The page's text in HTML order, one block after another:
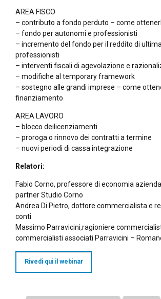
AREA FISCO
– contributo a fondo perduto – come
– fondo per autonomi e professionisti
– incremento del fondo per il reddito di
professionisti
– interventi fiscali di agevolazione e
– modifiche al temporary framework
– sostegno alle grandi imprese – come
finanziamento
AREA LAVORO
– blocco deilicenziamenti
– proroga o rinnovo dei contratti a termine
– nuovi periodi di cassa integrazione
Relatori:
Fabio Corno, professore di economia
partner Studio Corno
Andrea Di Pietro, dottore commercialista e
conti
Massimo Parravicini,ragioniere
commercialisti associati Parravicini –
Rivedi qui il webinar